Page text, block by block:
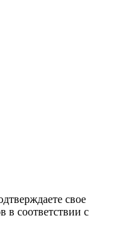
свое
в соответствии с